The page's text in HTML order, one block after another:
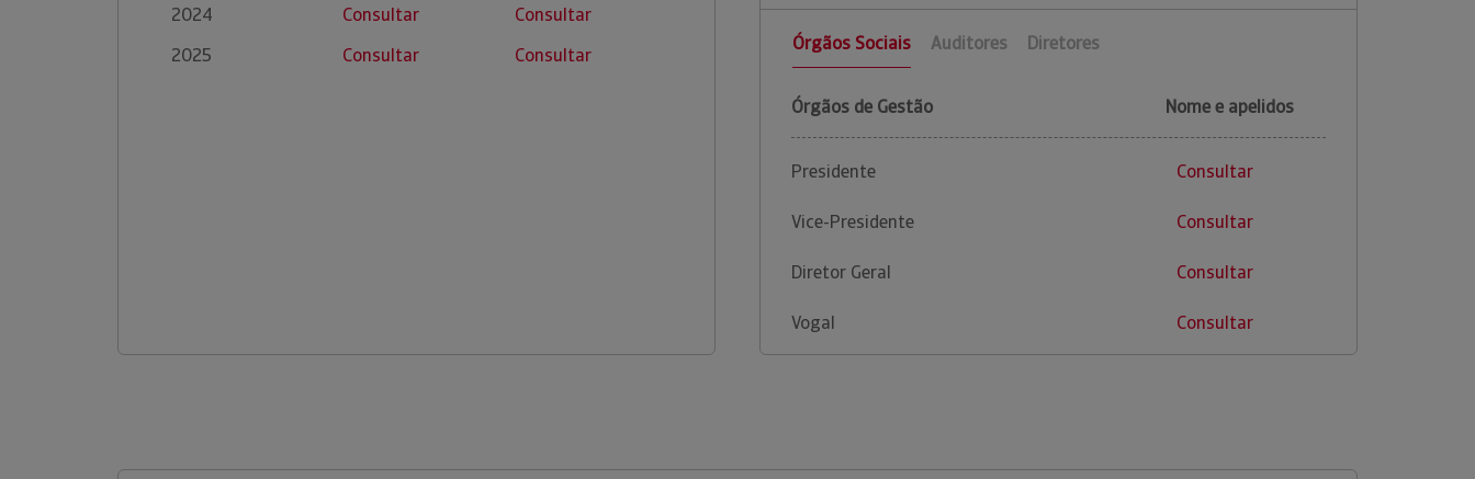
2024
Consultar
Consultar
2025
Consultar Consultar
Órgãos Sociais Auditores Diretores
Órgãos de Gestão Nome e apelidos
Presidente Consultar
Vice-Presidente Consultar
Diretor Geral Consultar
Vogal Consultar